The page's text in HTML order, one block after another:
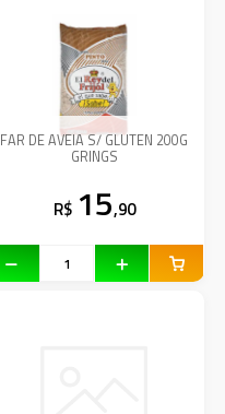
FAR DE AVEIA S/ GLUTEN 200G
GRINGS
R$ 15,90